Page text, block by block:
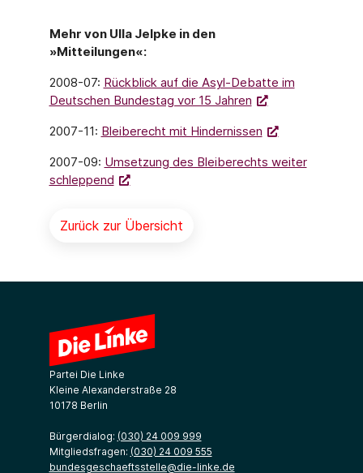
Mehr von Ulla Jelpke in den
»Mitteilungen«:
2008-07: Rückblick auf die Asyl-Debatte im
Deutschen Bundestag vor 15 Jahren
2007-11: Bleiberecht mit Hindernissen
2007-09: Umsetzung des Bleiberechts weiter
schleppend
Zurück zur Übersicht
Partei Die Linke
Kleine Alexanderstraße 28
10178 Berlin
Bürgerdialog: (030) 24 009 999
Mitgliedsfragen: (030) 24 009 555
bundesgeschaeftsstelle@die-linke.de